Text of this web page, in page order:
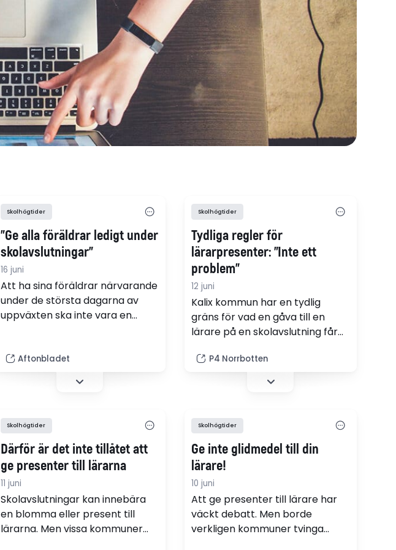
Skolhögtider
"Ge alla föräldrar ledigt under
skolavslutningar"
16 juni
Att ha sina föräldrar närvarande
under de största dagarna av
uppväxten ska inte vara en
kunna vara lediga under sina
barns skolavslutning, skriver
Joar Forssell (L).
Aftonbladet
Skolhögtider
Tydliga regler för
lärarpresenter: ”Inte ett
problem”
12 juni
Kalix kommun har en tydlig
gräns för vad en gåva till en
lärare på en skolavslutning får
kronor.Kommunen har som
utgångspunkt att
emot gåvor, belöningar eller
förmåner som kan betraktas
som mutor. För en lärare så
handlar det om att en gåva inte
får påverka när…
P4 Norrbotten
Skolhögtider
Därför är det inte tillåtet att
ge presenter till lärarna
11 juni
Skolavslutningar kan innebära
en blomma eller present till
lärarna. Men vissa kommuner
Skolhögtider
Ge inte glidmedel till din
lärare!
10 juni
Att ge presenter till lärare har
väckt debatt. Men borde
verkligen kommuner tvinga